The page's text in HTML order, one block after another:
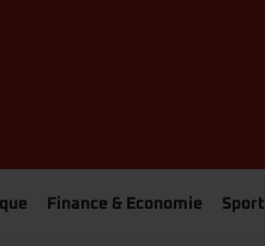
Finance & Economie Sport